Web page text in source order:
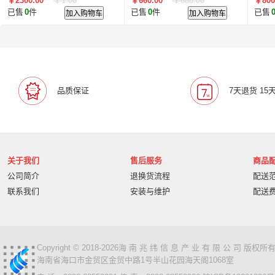
已售 0件 加入购物车
已售 0件 加入购物车
已售 0
品质保证 7天退货 15
关于我们
公司简介
联系我们
售后服务
退换货流程
安装与维护
商品
配送
配送
Copyright © 2018-2026海 南 兆 纬 信 息 产 业 有 限 公 司 版权所
海南省海口市金贸区金贸中路1号半山花园海天阁1068室